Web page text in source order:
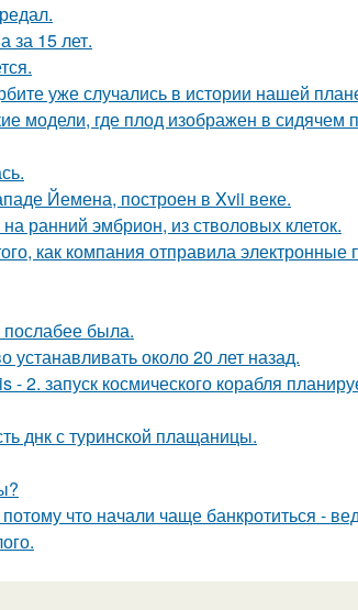
за 15 лет.
уже случались в истории нашей
модели, где плод изображен в сидячем
Йемена, построен в Xvii веке.
ранний эмбрион, из стволовых клеток.
как компания отправила электронные
была.
около 20 лет назад.
2. запуск космического корабля
днк с туринской плащаницы.
что начали чаще банкротиться -